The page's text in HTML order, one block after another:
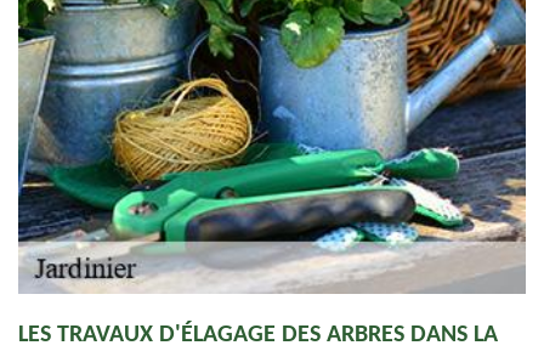
LES TRAVAUX D'ÉLAGAGE DES ARBRES DANS LA